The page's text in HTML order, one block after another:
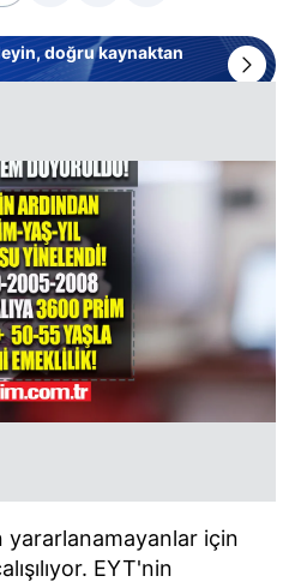
doğru kaynaktan
yararlanamayanlar için
EYT'nin